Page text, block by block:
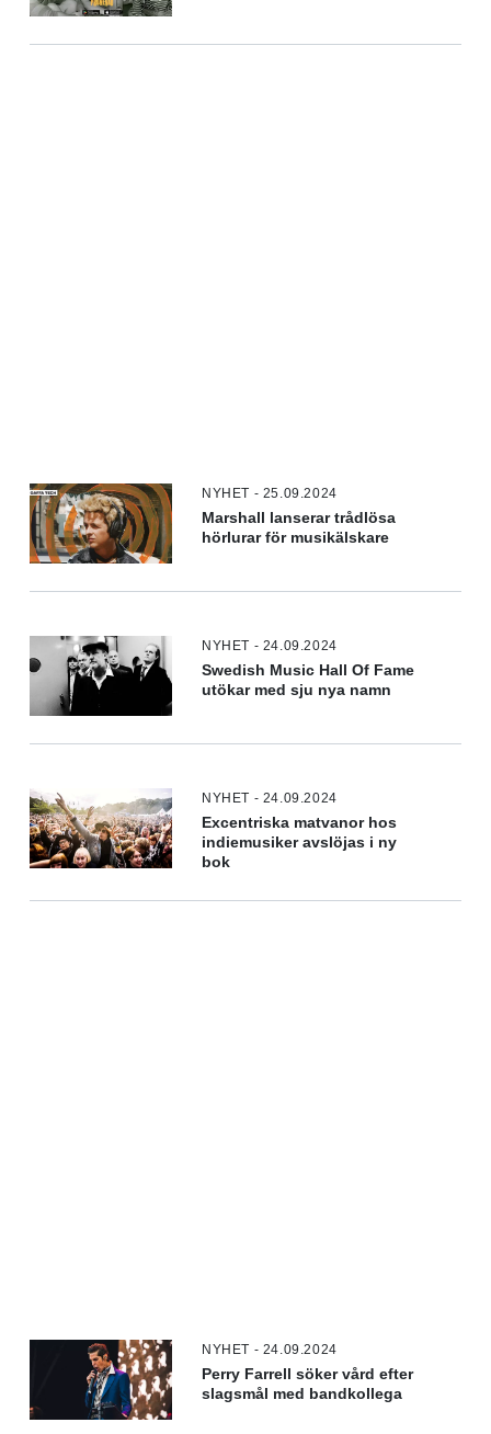
NYHET - 25.09.2024
Marshall lanserar trådlösa
hörlurar för musikälskare
NYHET - 24.09.2024
Swedish Music Hall Of Fame
utökar med sju nya namn
NYHET - 24.09.2024
Excentriska matvanor hos
indiemusiker avslöjas i ny
bok
NYHET - 24.09.2024
Perry Farrell söker vård efter
slagsmål med bandkollega